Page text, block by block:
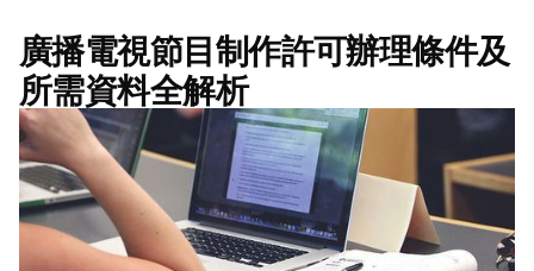
廣播電視節目制作許可辦理條件及
所需資料全解析